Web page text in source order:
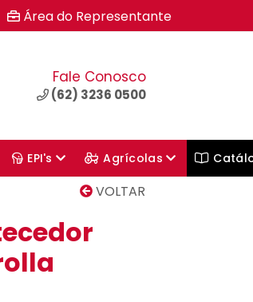
Área do Representante
Fale Conosco
(62) 3236 0500
EPI's Agrícolas
VOLTAR